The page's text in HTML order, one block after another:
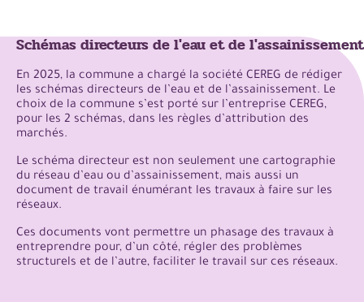
Schémas directeurs de l'eau et de l'assainissement
En 2025, la commune a chargé la société CEREG de rédiger
les schémas directeurs de l’eau et de l’assainissement. Le
choix de la commune s’est porté sur l’entreprise CEREG,
pour les 2 schémas, dans les règles d’attribution des
marchés.
Le schéma directeur est non seulement une cartographie
du réseau d’eau ou d’assainissement, mais aussi un
document de travail énumérant les travaux à faire sur les
réseaux.
Ces documents vont permettre un phasage des travaux à
entreprendre pour, d’un côté, régler des problèmes
structurels et de l’autre, faciliter le travail sur ces réseaux.